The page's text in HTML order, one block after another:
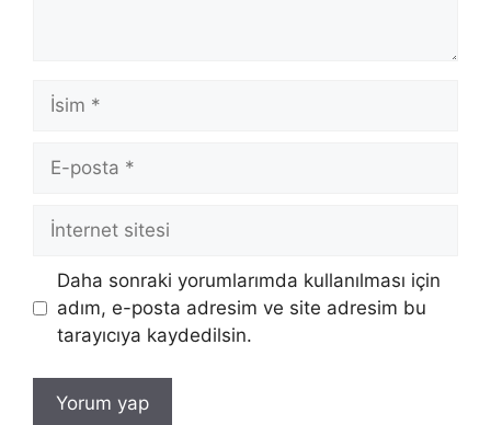
İsim
posta
İnternet
Daha sonraki yorumlarımda kullanılması için
adım, e-posta adresim ve site adresim bu
tarayıcıya kaydedilsin.